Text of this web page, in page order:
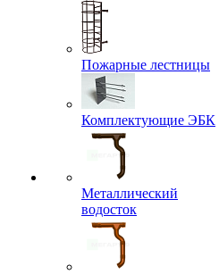
Пожарные лестницы
Комплектующие ЭБК
Металлический
водосток